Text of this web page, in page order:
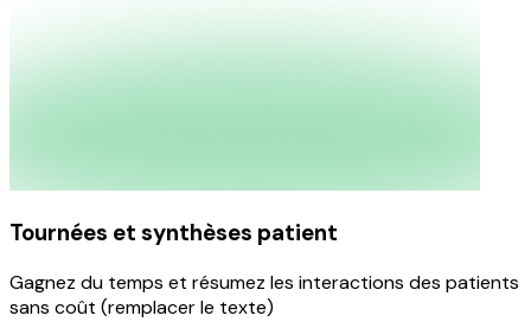
Tournées et synthèses patient
Gagnez du temps et résumez les interactions des patients
sans coût (remplacer le texte)